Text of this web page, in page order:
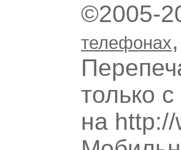
©2005-
телефонах
только
на